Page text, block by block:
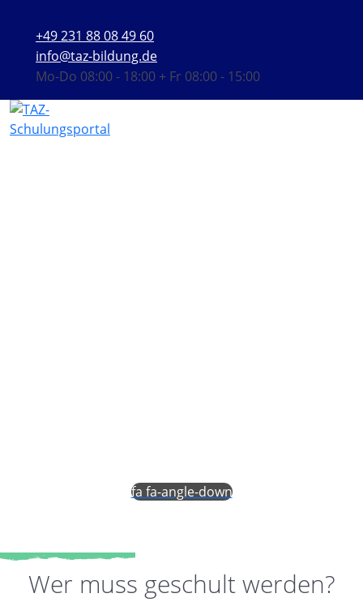
+49 231 88 08 49 60
info@taz-bildung.de
Mo-Do 08:00 - 18:00 + Fr 08:00 - 15:00
fa fa-angle-down
Wer muss geschult werden?